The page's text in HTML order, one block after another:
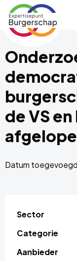
Expertisepunt
Burgerschap
de VS
Datum
Sector
Categorie
Aanbieder